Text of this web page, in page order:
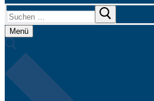
Suchen
nach:
Menü